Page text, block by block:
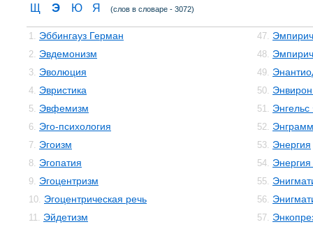
Щ
Э Ю Я (слов в словаре - 3072)
1. Эббингауз Герман
2. Эвдемонизм
3. Эволюция
4. Эвристика
5. Эвфемизм
6. Эго-психология
7. Эгоизм
8. Эгопатия
9. Эгоцентризм
10. Эгоцентрическая речь
11. Эйдетизм
47.
48.
49.
50.
51.
52.
53. Энергия
54. Энергия
55.
56.
57.